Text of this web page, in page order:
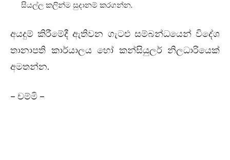
සියල්ල කලින්ම සුදානම් කරගන්න.
අයදුම් කිරීමේදී ඇතිවන ගැටළු සම්බන්ධයෙන් විදේශ
තානාපති කාර්යාලය හෝ කන්සියුලර් නිලධාරියෙක්
අමතන්න.
– චම්මි –